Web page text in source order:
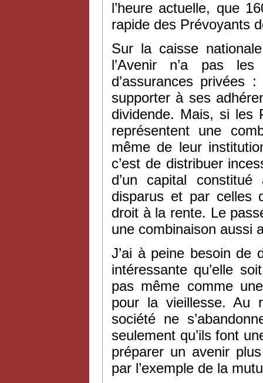
l’heure actuelle, que
rapide des Prévoyants
Sur la caisse
l’Avenir n’a pas
d’assurances privées
supporter à ses
dividende. Mais, si les
représentent une
même de leur
c’est de distribuer
d’un capital
disparus et par celles
droit à la rente. Le
une combinaison aussi
J’ai à peine besoin de
intéressante qu’elle
pas même comme
pour la vieillesse. Au
société ne
seulement qu’ils font
préparer un avenir
par l’exemple de la